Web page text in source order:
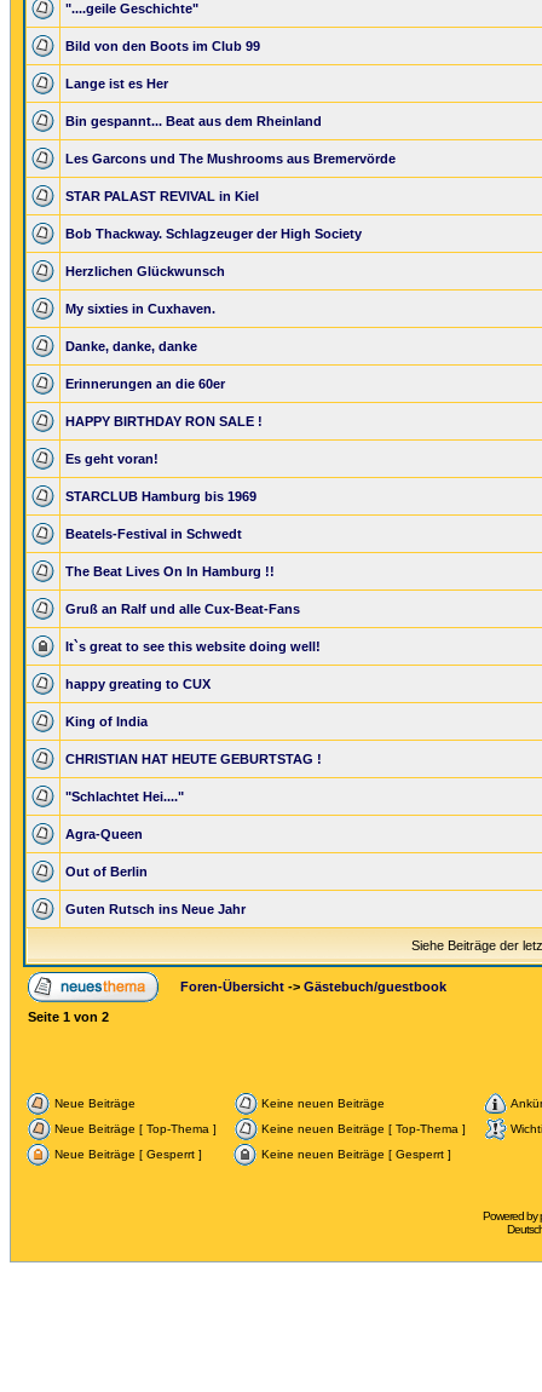
"....geile Geschichte"
Bild von den Boots im Club 99
Lange ist es Her
Bin gespannt... Beat aus dem Rheinland
Les Garcons und The Mushrooms aus Bremervörde
STAR PALAST REVIVAL in Kiel
Bob Thackway. Schlagzeuger der High Society
Herzlichen Glückwunsch
My sixties in Cuxhaven.
Danke, danke, danke
Erinnerungen an die 60er
HAPPY BIRTHDAY RON SALE !
Es geht voran!
STARCLUB Hamburg bis 1969
Beatels-Festival in Schwedt
The Beat Lives On In Hamburg !!
Gruß an Ralf und alle Cux-Beat-Fans
It`s great to see this website doing well!
happy greating to CUX
King of India
CHRISTIAN HAT HEUTE GEBURTSTAG !
"Schlachtet Hei...."
Agra-Queen
Out of Berlin
Guten Rutsch ins Neue Jahr
Siehe Beiträge der
Foren-Übersicht -> Gästebuch/guestbook
Seite 1 von 2
Neue Beiträge Keine neuen Beiträge
Neue Beiträge [ Top-Thema ]
Keine neuen Beiträge [ Top-Thema ]
Neue Beiträge [ Gesperrt ]
Keine neuen Beiträge [ Gesperrt ]
Powered by